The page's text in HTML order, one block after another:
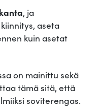
, ja
aseta
kuin asetat
on mainittu sekä
tämä sitä, että
soviterengas.